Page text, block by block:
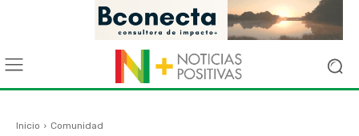
Inicio Comunidad